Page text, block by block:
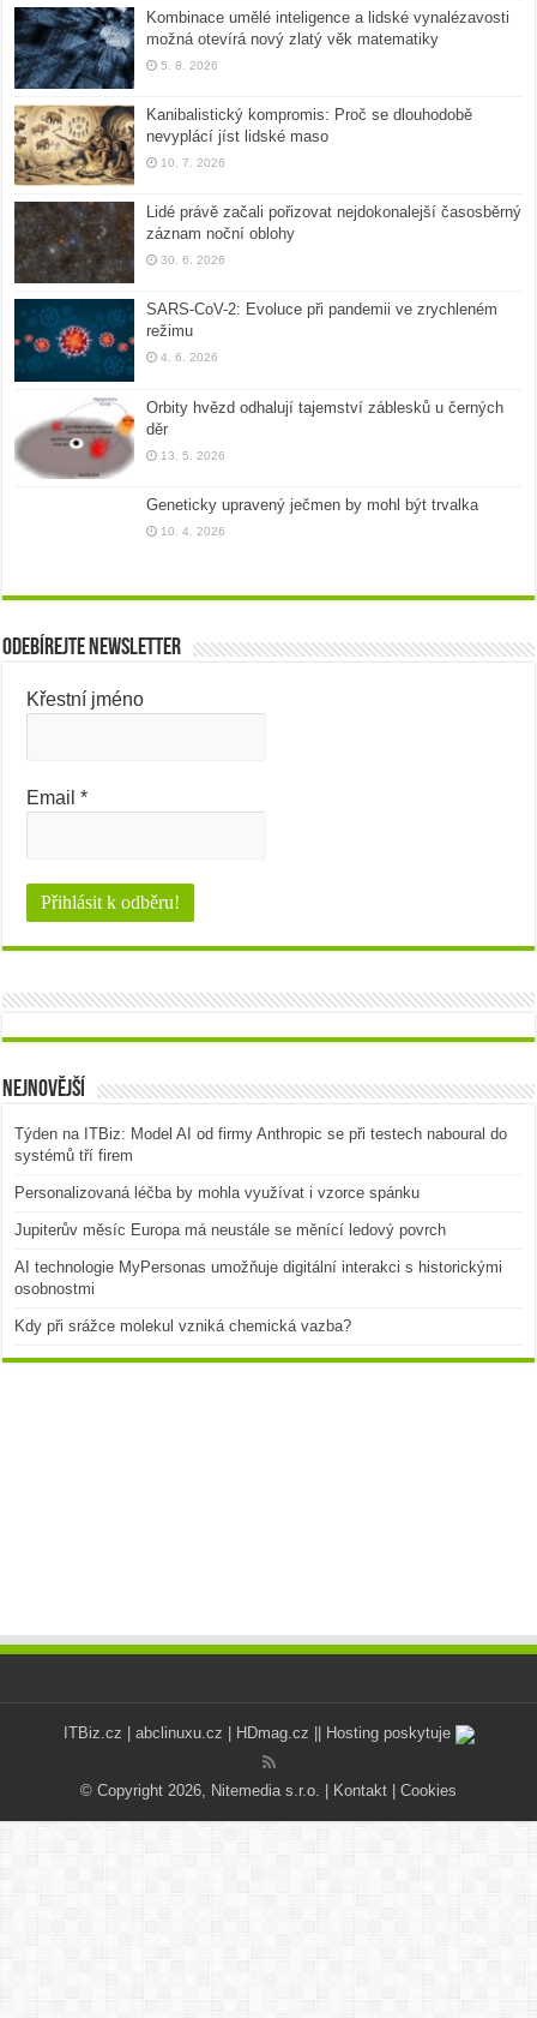
Kombinace umělé inteligence a lidské vynalézavosti
možná otevírá nový zlatý věk matematiky
5. 8. 2026
Kanibalistický kompromis: Proč se dlouhodobě
nevyplácí jíst lidské maso
10. 7. 2026
Lidé právě začali pořizovat nejdokonalejší časosběrný
záznam noční oblohy
30. 6. 2026
SARS-CoV-2: Evoluce při pandemii ve zrychleném
režimu
4. 6. 2026
Orbity hvězd odhalují tajemství záblesků u černých
děr
13. 5. 2026
Geneticky upravený ječmen by mohl být trvalka
10. 4. 2026
Odebírejte newsletter
Křestní jméno
Email*
Nejnovější
Týden na ITBiz: Model AI od firmy Anthropic se při testech naboural do
systémů tří firem
Personalizovaná léčba by mohla využívat i vzorce spánku
Jupiterův měsíc Europa má neustále se měnící ledový povrch
AI technologie MyPersonas umožňuje digitální interakci s historickými
osobnostmi
Kdy při srážce molekul vzniká chemická vazba?
ITBiz.cz abclinuxu.cz HDmag.cz || Hosting poskytuje
© Copyright 2026, Nitemedia s.r.o. | Kontakt Cookies